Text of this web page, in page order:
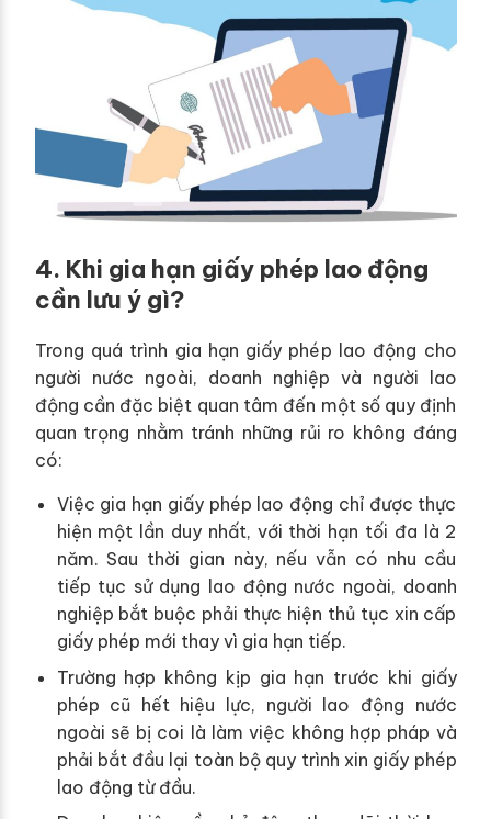
4. Khi gia hạn giấy phép lao động
cần lưu ý gì?
Trong quá trình gia hạn giấy phép lao động cho
người nước ngoài, doanh nghiệp và người lao
động cần đặc biệt quan tâm đến một số quy định
quan trọng nhằm tránh những rủi ro không đáng
có:
Việc gia hạn giấy phép lao động chỉ được thực
hiện một lần duy nhất, với thời hạn tối đa là 2
năm. Sau thời gian này, nếu vẫn có nhu cầu
tiếp tục sử dụng lao động nước ngoài, doanh
nghiệp bắt buộc phải thực hiện thủ tục xin cấp
giấy phép mới thay vì gia hạn tiếp.
Trường hợp không kịp gia hạn trước khi giấy
phép cũ hết hiệu lực, người lao động nước
ngoài sẽ bị coi là làm việc không hợp pháp và
phải bắt đầu lại toàn bộ quy trình xin giấy phép
lao động từ đầu.